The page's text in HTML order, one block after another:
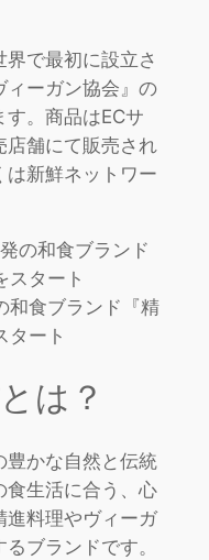
で最初に設立さ
ィーガン協会』の
。商品はECサ
店舗にて販売され
は新鮮ネットワー
和食ブランド『精
タート
は？
豊かな自然と伝統
食生活に合う、心
進料理やヴィーガ
ブランドです。